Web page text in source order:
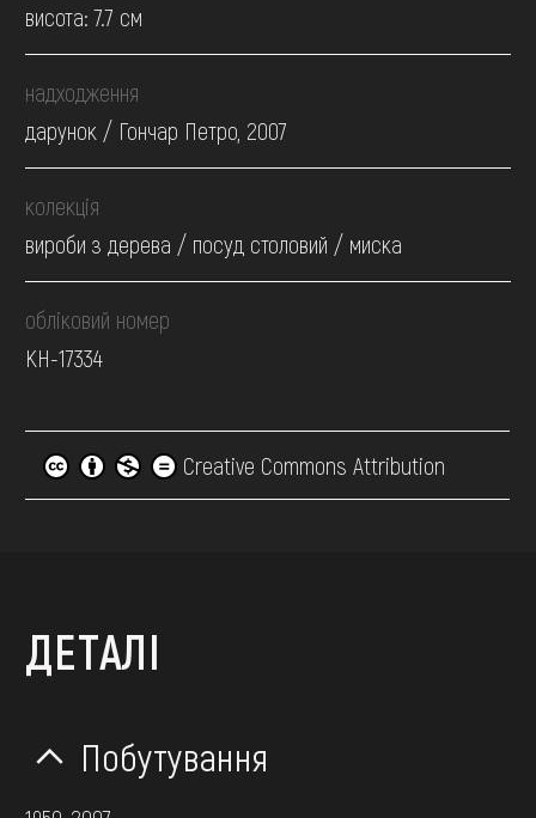
висота: 7.7 см
надходження
дарунок / Гончар Петро, 2007
колекція
вироби з дерева / посуд столовий / миска
обліковий номер
КН-17334
Creative Commons Attribution
ДЕТАЛІ
Побутування